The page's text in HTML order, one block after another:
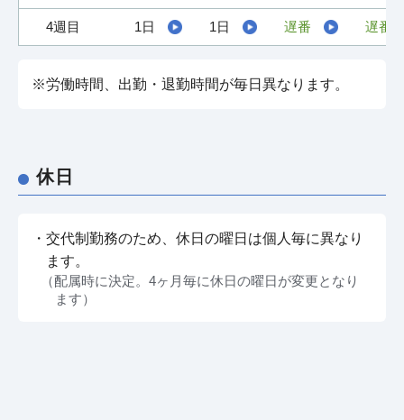
4週目 1日 1日 遅番 遅番
※労働時間、出勤・退勤時間が毎日異なります。
休日
・交代制勤務のため、休日の曜日は個人毎に異なり
ます。
（配属時に決定。4ヶ月毎に休日の曜日が変更となり
ます）